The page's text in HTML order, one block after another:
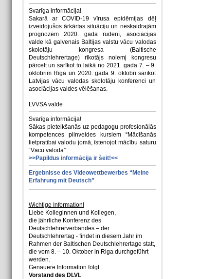
Svarīga informācija!
Sakarā ar COVID-19 vīrusa epidēmijas dēļ
izveidojušos ārkārtas situāciju un neskaidrajām
prognozēm 2020. gada rudenī, asociācijas
valde kā galvenais Baltijas valstu vācu valodas
skolotāju kongresa (Baltische
Deutschlehrertage) rīkotājs nolemj kongresu
pārcelt un sarīkot to laikā no 2021. gada 7. – 9.
oktobrim Rīgā un 2020. gada 9. oktobrī sarīkot
Latvijas vācu valodas skolotāju konferenci un
asociācijas valdes vēlēšanas.
LVVSA valde
Svarīga informācija!
Sākas pieteikšanās uz pedagogu profesionālās
kompetences pilnveides kursiem “Mācīšanās
lietpratībai valodu jomā, īstenojot mācību saturu
“Vācu valoda”
>>Papildus informācija ir šeit!<<
Ergebnisse des Videowettbewerbes “Meine
Erfahrung mit Deutsch”
Wichtige Information!
Liebe Kolleginnen und Kollegen,
die jährliche Konferenz des
Deutschlehrerverbandes – der
Deutschlehrertag - findet in diesem Jahr im
Rahmen der Baltischen Deutschlehrertage statt,
die vom 8. – 10. Oktober in Riga durchgeführt
werden.
Genauere Information folgt.
Vorstand des DLVL